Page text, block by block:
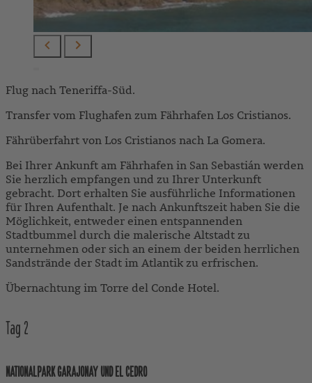
Flug nach Teneriffa-Süd.
Transfer vom Flughafen zum Fährhafen Los Cristianos.
Fährüberfahrt von Los Cristianos nach La Gomera.
Bei Ihrer Ankunft am Fährhafen in San Sebastián werden
Sie herzlich empfangen und zu Ihrer Unterkunft
gebracht. Dort erhalten Sie ausführliche Informationen
für Ihren Aufenthalt. Je nach Ankunftszeit haben Sie die
Möglichkeit, entweder einen entspannenden
Stadtbummel durch die malerische Altstadt zu
unternehmen oder sich an einem der beiden herrlichen
Sandstrände der Stadt im Atlantik zu erfrischen.
Übernachtung im Torre del Conde Hotel.
Tag 2
NATIONALPARK GARAJONAY UND EL CEDRO